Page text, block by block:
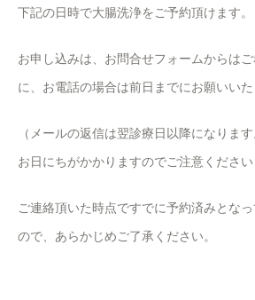
下記の日時で大腸洗浄をご予約頂けます。
お申し込みは、お問合せフォームからは
に、お電話の場合は前日までにお願いいた
（メールの返信は翌診療日以降になりま
お日にちがかかりますのでご注意ください
ご連絡頂いた時点ですでに予約済みとな
ので、あらかじめご了承ください。